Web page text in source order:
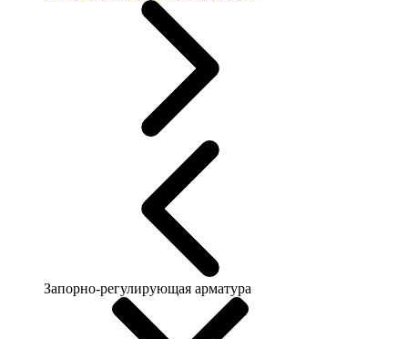
Запорно-регулирующая арматура